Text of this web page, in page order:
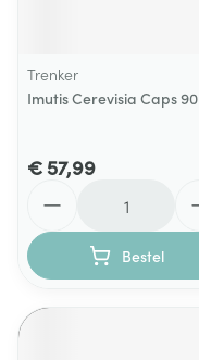
Trenker
Imutis Cerevisia Caps 90
€ 57,99
Bestel